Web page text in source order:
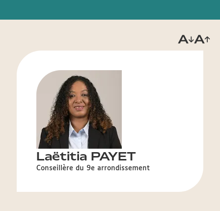
Laëtitia PAYET
Conseillère du 9e arrondissement